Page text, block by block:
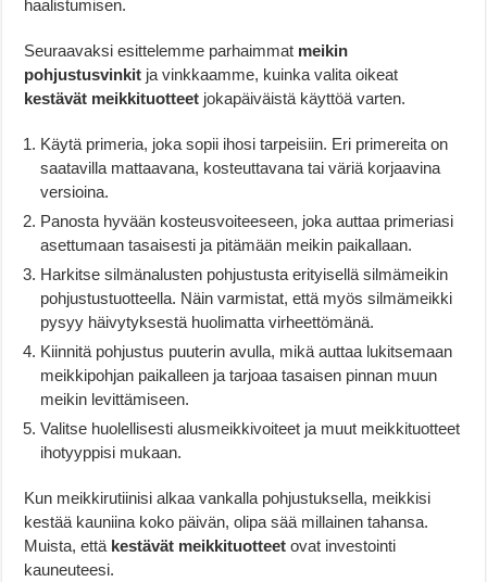
haalistumisen.
Seuraavaksi esittelemme parhaimmat meikin
pohjustusvinkit ja vinkkaamme, kuinka valita oikeat
kestävät meikkituotteet jokapäiväistä käyttöä varten.
Käytä primeria, joka sopii ihosi tarpeisiin. Eri primereita on
saatavilla mattaavana, kosteuttavana tai väriä korjaavina
versioina.
Panosta hyvään kosteusvoiteeseen, joka auttaa primeriasi
asettumaan tasaisesti ja pitämään meikin paikallaan.
Harkitse silmänalusten pohjustusta erityisellä silmämeikin
pohjustustuotteella. Näin varmistat, että myös silmämeikki
pysyy häivytyksestä huolimatta virheettömänä.
Kiinnitä pohjustus puuterin avulla, mikä auttaa lukitsemaan
meikkipohjan paikalleen ja tarjoaa tasaisen pinnan muun
meikin levittämiseen.
Valitse huolellisesti alusmeikkivoiteet ja muut meikkituotteet
ihotyyppisi mukaan.
Kun meikkirutiinisi alkaa vankalla pohjustuksella, meikkisi
kestää kauniina koko päivän, olipa sää millainen tahansa.
Muista, että kestävät meikkituotteet ovat investointi
kauneuteesi.